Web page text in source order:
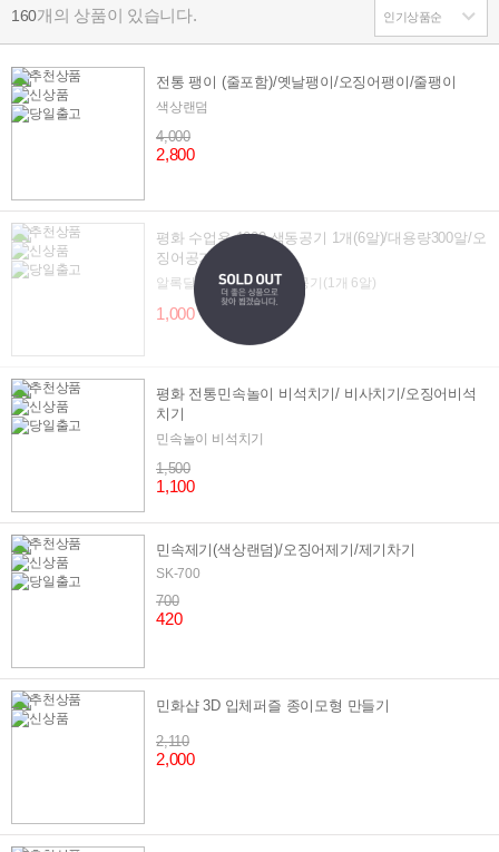
160개의 상품이 있습니다.
전통 팽이 (줄포함)/옛날팽이/오징어팽이/줄팽이
색상랜덤
4,000
2,800
평화 수업용 1000 색동공기 1개(6알)/대용량300알/오
징어공기
알록달록 색동옷을 입은 공기(1개 6알)
1,000
평화 전통민속놀이 비석치기/ 비사치기/오징어비석
치기
민속놀이 비석치기
1,500
1,100
민속제기(색상랜덤)/오징어제기/제기차기
SK-700
700
420
민화샵 3D 입체퍼즐 종이모형 만들기
2,110
2,000